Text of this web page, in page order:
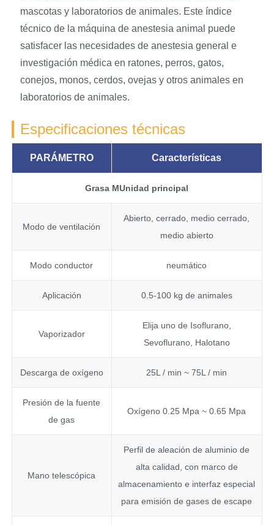
mascotas y laboratorios de animales. Este índice
técnico de la máquina de anestesia animal puede
satisfacer las necesidades de anestesia general e
investigación médica en ratones, perros, gatos,
conejos, monos, cerdos, ovejas y otros animales en
laboratorios de animales.
Especificaciones técnicas
PARÁMETRO Características
Grasa MUnidad principal
Modo de ventilación
Abierto, cerrado, medio cerrado,
medio abierto
Modo conductor neumático
Aplicación 0.5-100 kg de animales
Vaporizador
Elija uno de Isoflurano,
Sevoflurano, Halotano
Descarga de oxígeno 25L / min ~ 75L / min
Presión de la fuente
de gas
Oxígeno 0.25 Mpa ~ 0.65 Mpa
Mano telescópica
Perfil de aleación de aluminio de
alta calidad, con marco de
almacenamiento e interfaz especial
para emisión de gases de escape